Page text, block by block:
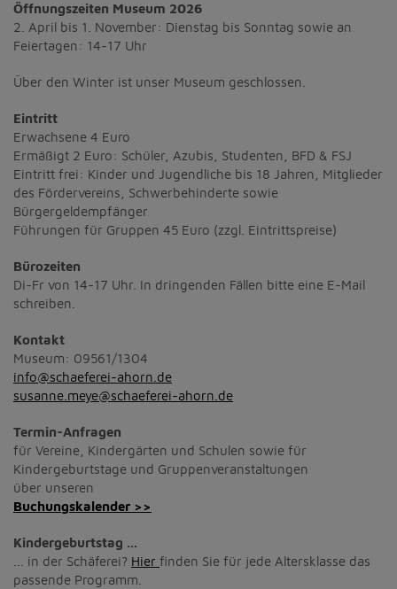
Öffnungszeiten Museum 2026
2. April bis 1. November: Dienstag bis Sonntag sowie an
Feiertagen: 14-17 Uhr
Über den Winter ist unser Museum geschlossen.
Eintritt
Erwachsene 4 Euro
Ermäßigt 2 Euro: Schüler, Azubis, Studenten, BFD & FSJ
Eintritt frei: Kinder und Jugendliche bis 18 Jahren, Mitglieder
des Fördervereins, Schwerbehinderte sowie
Bürgergeldempfänger
Führungen für Gruppen 45 Euro (zzgl. Eintrittspreise)
Bürozeiten
Di-Fr von 14-17 Uhr. In dringenden Fällen bitte eine E-Mail
schreiben.
Kontakt
Museum: 09561/1304
info@schaeferei-ahorn.de
susanne.meye@schaeferei-ahorn.de
Termin-Anfragen
für Vereine, Kindergärten und Schulen sowie für
Kindergeburtstage und Gruppenveranstaltungen
über unseren
Buchungskalender >>
Kindergeburtstag ...
... in der Schäferei? Hier finden Sie für jede Altersklasse das
passende Programm.